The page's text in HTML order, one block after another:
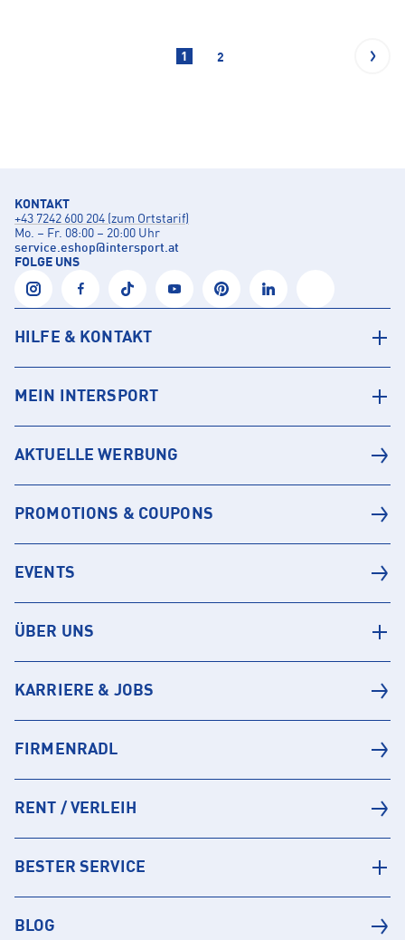
1 2
KONTAKT
+43 7242 600 204 (zum Ortstarif)
Mo. – Fr. 08:00 – 20:00 Uhr
service.eshop@intersport.at
FOLGE UNS
HILFE & KONTAKT
MEIN INTERSPORT
AKTUELLE WERBUNG
PROMOTIONS & COUPONS
EVENTS
ÜBER UNS
KARRIERE & JOBS
FIRMENRADL
RENT / VERLEIH
BESTER SERVICE
BLOG